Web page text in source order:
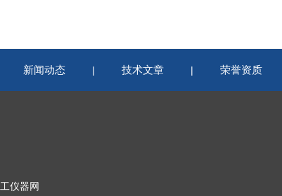
新闻动态 | 技术文章 | 荣誉资质
仪器网